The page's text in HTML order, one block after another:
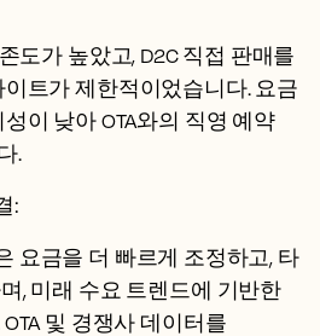
도가 높았고, D2C 직접 판매를
트가 제한적이었습니다. 요금
이 낮아 OTA와의 직영 예약
.
:
요금을 더 빠르게 조정하고, 타
, 미래 수요 트렌드에 기반한
및 경쟁사 데이터를